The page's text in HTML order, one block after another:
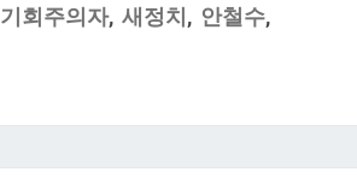
기회주의자, 새정치 , 안철수,